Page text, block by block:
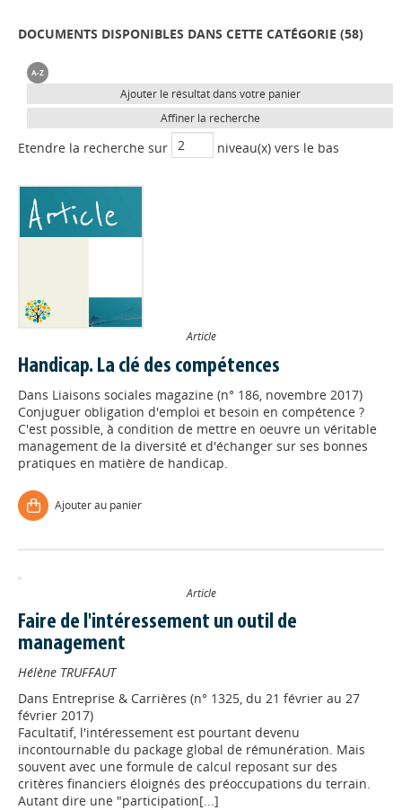
DOCUMENTS DISPONIBLES DANS CETTE CATÉGORIE (58)
Ajouter le résultat dans votre panier
Affiner la recherche
Etendre la recherche sur niveau(x) vers le bas
Article
Handicap. La clé des compétences
Dans Liaisons sociales magazine (n° 186, novembre 2017)
Conjuguer obligation d'emploi et besoin en compétence ?
C'est possible, à condition de mettre en oeuvre un véritable
management de la diversité et d'échanger sur ses bonnes
pratiques en matière de handicap.
Ajouter au panier
Article
Faire de l'intéressement un outil de
management
Hélène TRUFFAUT
Dans Entreprise & Carrières (n° 1325, du 21 février au 27
février 2017)
Facultatif, l'intéressement est pourtant devenu
incontournable du package global de rémunération. Mais
souvent avec une formule de calcul reposant sur des
critères financiers éloignés des préoccupations du terrain.
Autant dire une "participation[...]